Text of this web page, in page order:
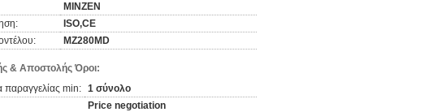
MINZEN
ISO,CE
MZ280MD
& Αποστολής Όροι:
παραγγελίας min: 1 σύνολο
Price negotiation